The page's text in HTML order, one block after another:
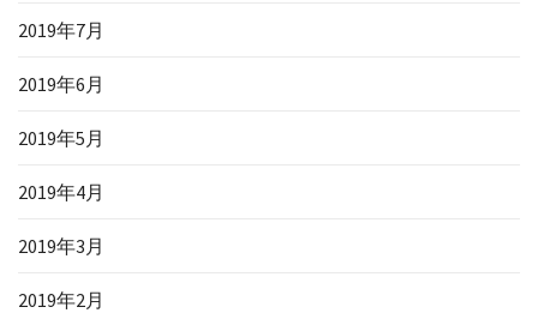
2019年7月
2019年6月
2019年5月
2019年4月
2019年3月
2019年2月